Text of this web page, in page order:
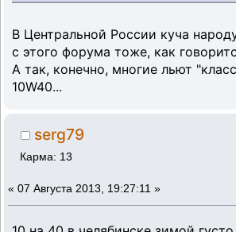
В Центральной России куча
с этого форума тоже, как
А так, конечно, многие льют
10W40...
serg79
Карма: 13
« 07 Августа 2013, 19:27:11 »